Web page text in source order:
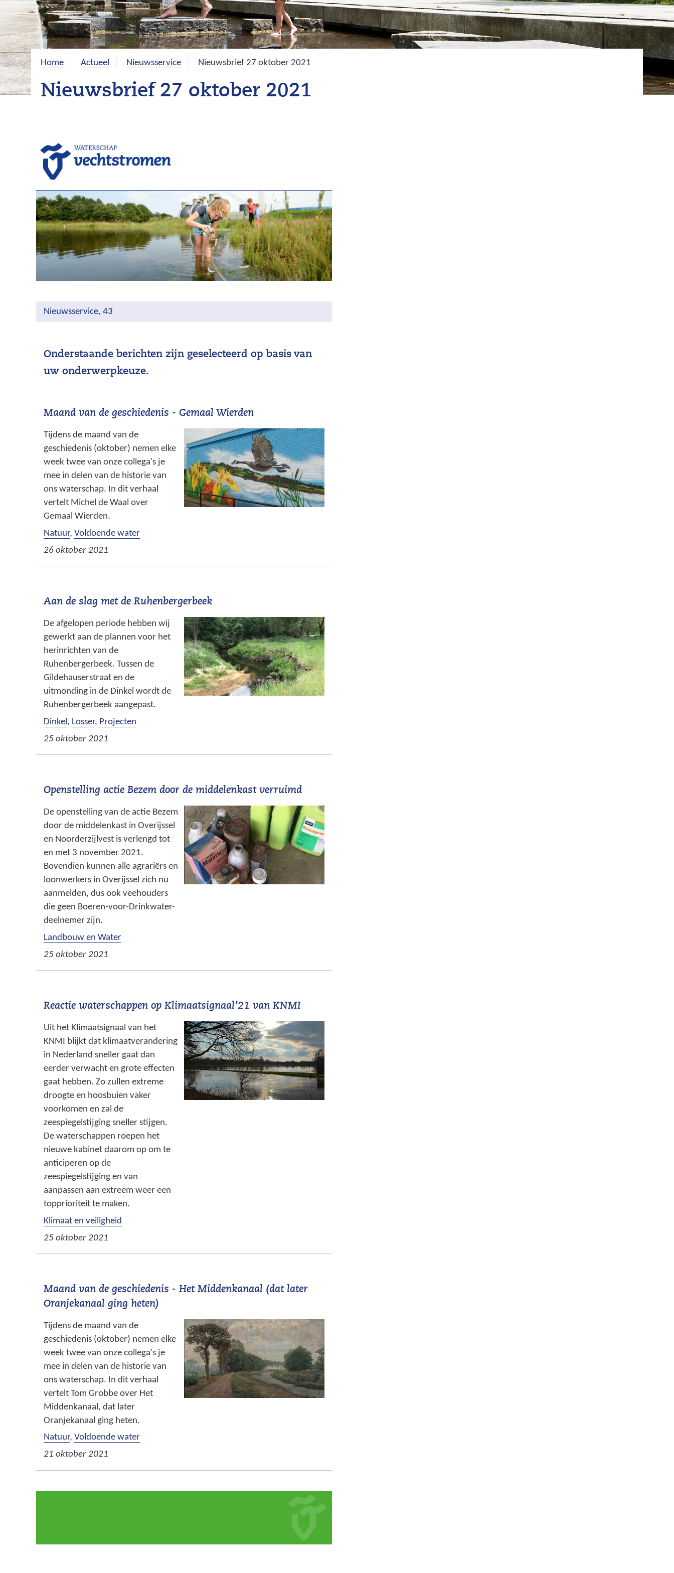
Home Actueel Nieuwsservice Nieuwsbrief 27 oktober 2021
Nieuwsbrief 27 oktober 2021
Nieuwsservice, 43
Onderstaande berichten zijn geselecteerd op basis van
uw onderwerpkeuze.
Maand van de geschiedenis - Gemaal Wierden
Tijdens de maand van de
geschiedenis (oktober) nemen elke
week twee van onze collega's je
mee in delen van de historie van
ons waterschap. In dit verhaal
vertelt Michel de Waal over
Gemaal Wierden.
Natuur,Voldoende water
26 oktober 2021
Aan de slag met de Ruhenbergerbeek
De afgelopen periode hebben wij
gewerkt aan de plannen voor het
herinrichten van de
Ruhenbergerbeek. Tussen de
Gildehauserstraat en de
uitmonding in de Dinkel wordt de
Ruhenbergerbeek aangepast.
Dinkel , Losser, Projecten
25 oktober 2021
Openstelling actie Bezem door de middelenkast verruimd
De openstelling van de actie Bezem
door de middelenkast in Overijssel
en Noorderzijlvest is verlengd tot
en met 3 november 2021.
Bovendien kunnen alle agrariërs en
loonwerkers in Overijssel zich nu
aanmelden, dus ook veehouders
die geen Boeren-voor-Drinkwater-
deelnemer zijn.
Landbouw en Water
25 oktober 2021
Reactie waterschappen op Klimaatsignaal’21 van KNMI
Uit het Klimaatsignaal van het
KNMI blijkt dat klimaatverandering
in Nederland sneller gaat dan
eerder verwacht en grote effecten
gaat hebben. Zo zullen extreme
droogte en hoosbuien vaker
voorkomen en zal de
zeespiegelstijging sneller stijgen.
De waterschappen roepen het
nieuwe kabinet daarom op om te
anticiperen op de
zeespiegelstijging en van
aanpassen aan extreem weer een
topprioriteit te maken.
Klimaat en veiligheid
25 oktober 2021
Maand van de geschiedenis - Het Middenkanaal (dat later
Oranjekanaal ging heten)
Tijdens de maand van de
geschiedenis (oktober) nemen elke
week twee van onze collega's je
mee in delen van de historie van
ons waterschap. In dit verhaal
vertelt Tom Grobbe over Het
Middenkanaal, dat later
Oranjekanaal ging heten.
Natuur,Voldoende water
21 oktober 2021